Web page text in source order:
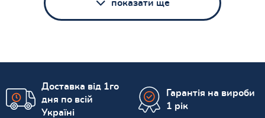
показати ще
Доставка від 1го
дня по всій
Україні
Гарантія на вироби
1 рік